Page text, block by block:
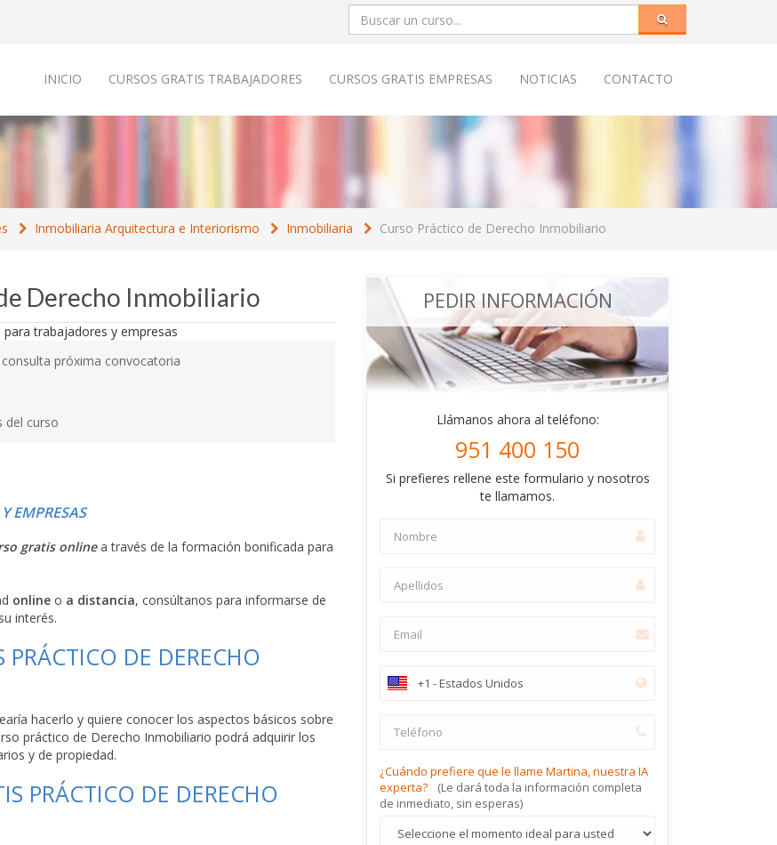
INICIO CURSOS GRATIS TRABAJADORES CURSOS GRATIS EMPRESAS NOTICIAS CONTACTO
Inmobiliaria Arquitectura e Interiorismo Inmobiliaria Curso Práctico de Derecho Inmobiliario
Derecho Inmobiliario
próxima convocatoria
del curso
EMPRESAS
gratis onlinea través de la formación bonificada para
online o a distancia, consúltanos para informarse de
interés.
PRÁCTICO DE DERECHO
hacerlo y quiere conocer los aspectos básicos sobre
práctico de Derecho Inmobiliario podrá adquirir los
y de propiedad.
PRÁCTICO DE DERECHO
PEDIR INFORMACIÓN
Llámanos ahora al teléfono:
951 400 150
Si prefieres rellene este formulario y nosotros
te llamamos.
¿Cuándo prefiere que le llame Martina, nuestra IA
experta?
(Le dará toda la información completa
de inmediato, sin esperas)